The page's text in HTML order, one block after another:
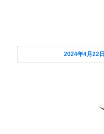
投稿日:2024年4月22日